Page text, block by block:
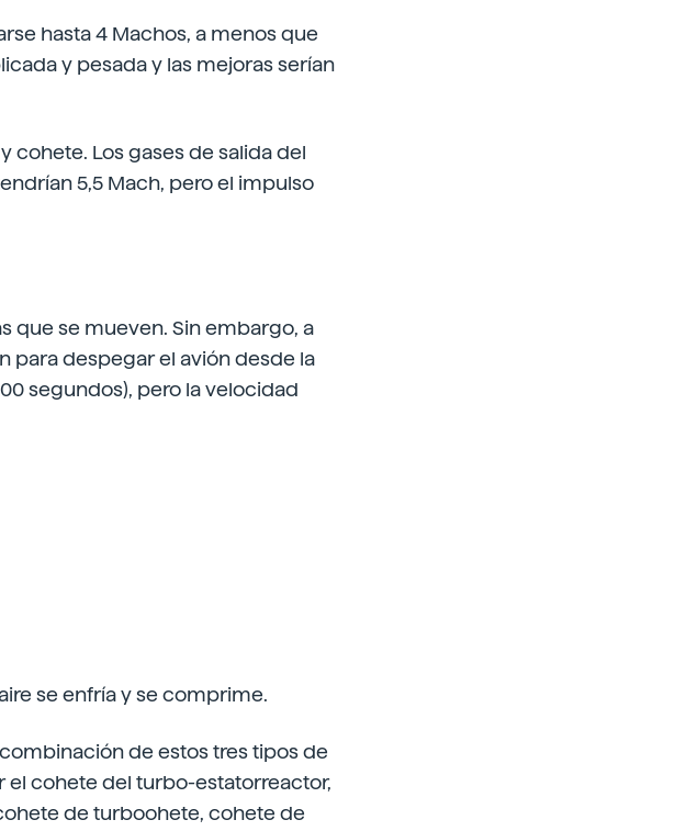
hasta 4 Machos, a menos que
y pesada y las mejoras serían
Los gases de salida del
5,5 Mach, pero el impulso
que se mueven. Sin embargo, a
para despegar el avión desde la
segundos), pero la velocidad
se enfría y se comprime.
de estos tres tipos de
cohete del turbo-estatorreactor,
de turboohete, cohete de